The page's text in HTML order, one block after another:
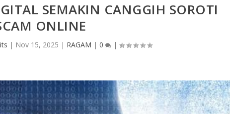
SEMAKIN CANGGIH SOROTI
ONLINE
| Nov 15, 2025 | RAGAM |0 |